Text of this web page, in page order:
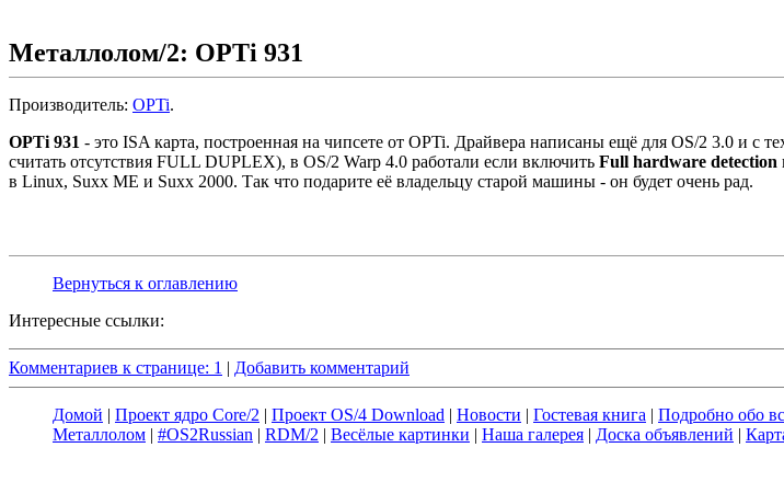
Металлолом/2: OPTi 931
Производитель: OPTi.
OPTi 931 - это ISA карта, построенная на чипсете от OPTi. Драйвера написаны ещё для OS/2 3.0 и с
считать отсутствия FULL DUPLEX), в OS/2 Warp 4.0 работали если включить Full hardware detection
в Linux, Suxx ME и Suxx 2000. Так что подарите её владельцу старой машины - он будет очень рад.
Вернуться к оглавлению
Интересные ссылки:
Комментариев к странице: 1 | Добавить комментарий
Домой | Проект ядро Core/2 | Проект OS/4 Download | Новости | Гостевая книга | Подробно обо
Металлолом | #OS2Russian | RDM/2 | Весёлые картинки | Наша галерея | Доска объявлений |